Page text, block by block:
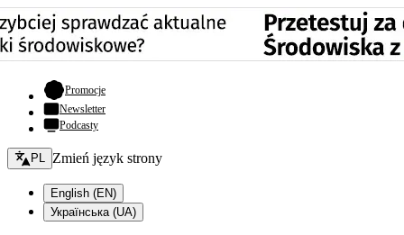
Promocje- otwiera się w nowej karcie
Newsletter
Podcasty
Zmień język - bieżący:
PL Zmień język strony
English (EN)
Українська (UA)